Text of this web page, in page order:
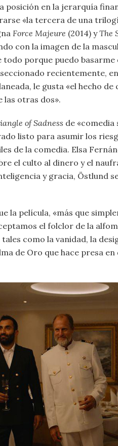
posición en la jerarquía
«la tercera de una
Force Majeure (2014) yThe
con la imagen de la
porque puedo basarme
recientemente,
le gusta «el hecho de
las otras dos».
of Sadness de «comedia
listo para asumir los
de la comedia. Elsa
el culto al dinero y el
y gracia, Östlund
la película, «más que
el folclor de la
como la vanidad, la
de Oro que hace presa en